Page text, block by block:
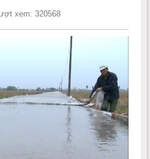
xem: 320568